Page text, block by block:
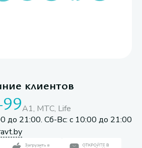
клиентов
A1, МТС, Life
до 21:00. Сб-Вс: с 10:00 до 21:00